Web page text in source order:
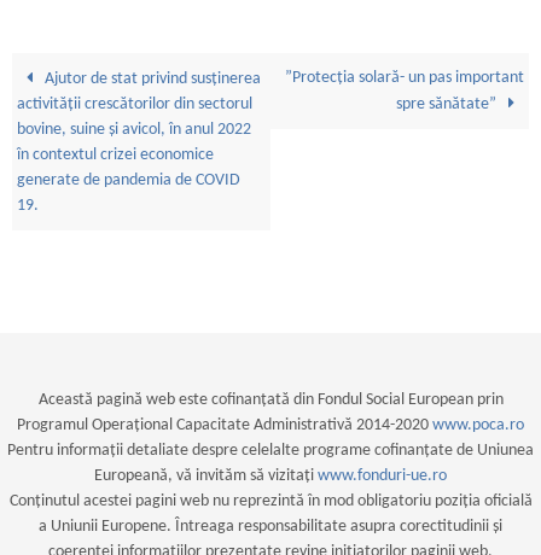
Ajutor de stat privind susținerea
activității crescătorilor din sectorul
bovine, suine și avicol, în anul 2022
în contextul crizei economice
generate de pandemia de COVID
19.
”Protecția solară- un pas important
spre sănătate”
Această pagină web este cofinanțată din Fondul Social European prin
Programul Operațional Capacitate Administrativă 2014-2020 www.poca.ro
Pentru informații detaliate despre celelalte programe cofinanțate de Uniunea
Europeană, vă invităm să vizitați www.fonduri-ue.ro
Conținutul acestei pagini web nu reprezintă în mod obligatoriu poziția oficială
a Uniunii Europene. Întreaga responsabilitate asupra corectitudinii și